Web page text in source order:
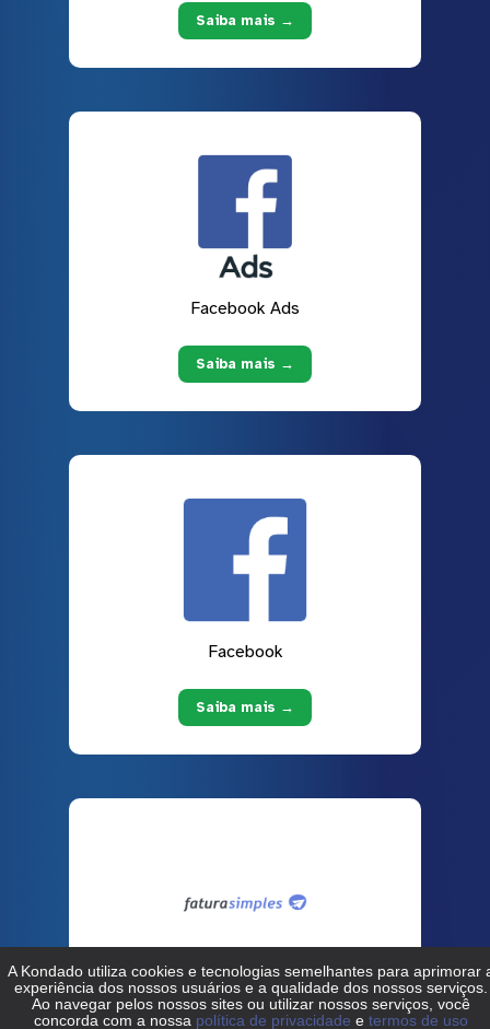
Saiba mais →
Facebook Ads
Saiba mais →
Facebook
Saiba mais →
Fatura Simples